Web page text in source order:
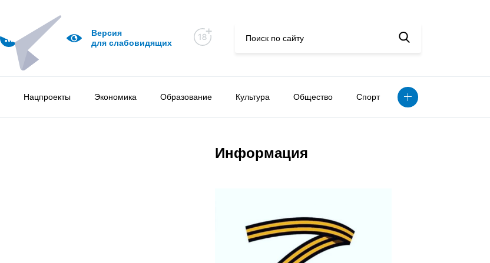
Версия
для слабовидящих
Нацпроекты Экономика Образование Культура Общество Спорт
Информация